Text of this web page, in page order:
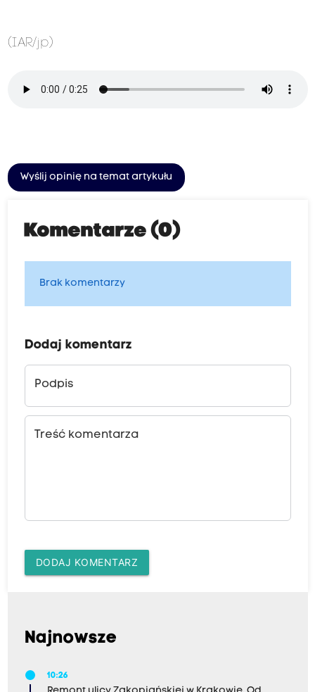
(IAR/jp)
Wyślij opinię na temat artykułu
Komentarze (0)
Brak komentarzy
Dodaj komentarz
Podpis
Treść komentarza
DODAJ KOMENTARZ
Najnowsze
10:26